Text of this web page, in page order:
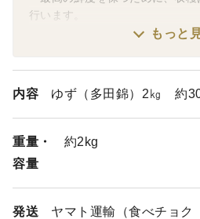
行います。
ただし発送当日、雨や夜露が残
穫後に洗浄したり、よごれ等を拭
行っておりません。自然栽培で育
のままお送りしております。
もっと
内容 ゆず（多田錦）2㎏ 約
重量・
容量
約2kg
発送
ヤマト運輸（食べチョク